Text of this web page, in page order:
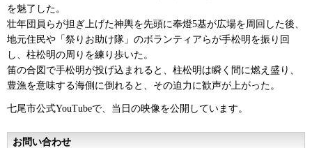
を魅了した。
壮年団員らが担ぎ上げた神輿を先頭に奉燈5基が広場を周回した後、
地元住民や「祭りお助け隊」のボランティアらが手松明を振り回
し、柱松明の周りを練り歩いた。
笛の合図で手松明が投げ込まれると、柱松明は瞬く間に燃え盛り、
豊漁を意味する海側に倒れると、その迫力に歓声が上がった。
七尾市公式YouTubeで、当日の映像を公開しています。
お問い合わせ